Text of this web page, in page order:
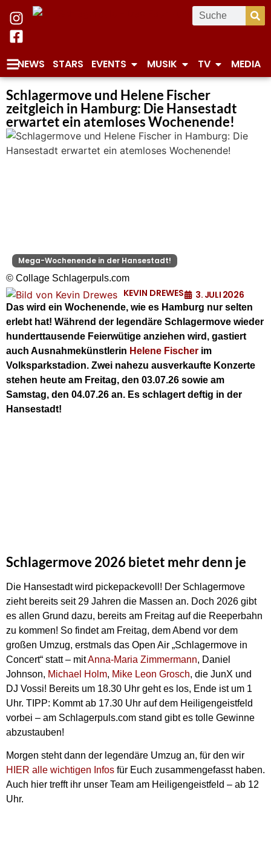
NEWS STARS EVENTS MUSIK TV MEDIA
Schlagermove und Helene Fischer
zeitgleich in Hamburg: Die Hansestadt
erwartet ein atemloses Wochenende!
Mega-Wochenende in der Hansestadt!
© Collage Schlagerpuls.com
KEVIN DREWES 3. JULI 2026
Das wird ein Wochenende, wie es Hamburg nur selten
erlebt hat! Während der legendäre Schlagermove wieder
hunderttausende Feierwütige anziehen wird, gastiert
auch Ausnahmekünstlerin Helene Fischer im
Volksparkstadion. Zwei nahezu ausverkaufte Konzerte
stehen heute am Freitag, den 03.07.26 sowie am
Samstag, den 04.07.26 an. Es schlagert deftig in der
Hansestadt!
Schlagermove 2026 bietet mehr denn je
Die Hansestadt wird pickepackevoll! Der Schlagermove
zieht bereits seit 29 Jahren die Massen an. Doch 2026 gibt
es allen Grund dazu, bereits am Freitag auf die Reeperbahn
zu kommen! So findet am Freitag, dem Abend vor dem
großen Umzug, erstmals das Open Air „Schlagermove in
Concert“ statt – mitAnna-Maria Zimmermann, Daniel
Johnson, Michael Holm, Mike Leon Grosch, die JunX und
DJ Vossi! Bereits um 18.30 Uhr geht es los, Ende ist um 1
Uhr. TIPP: Kommt ab 17.30 Uhr auf dem Heiligengeistfeld
vorbei – am Schlagerpuls.com stand gibt es tolle Gewinne
abzustauben!
Morgen steht dann der legendäre Umzug an, für den wir
HIER alle wichtigen Infos für Euch zusammengefasst haben.
Auch hier trefft ihr unser Team am Heiligengeistfeld – ab 12
Uhr.